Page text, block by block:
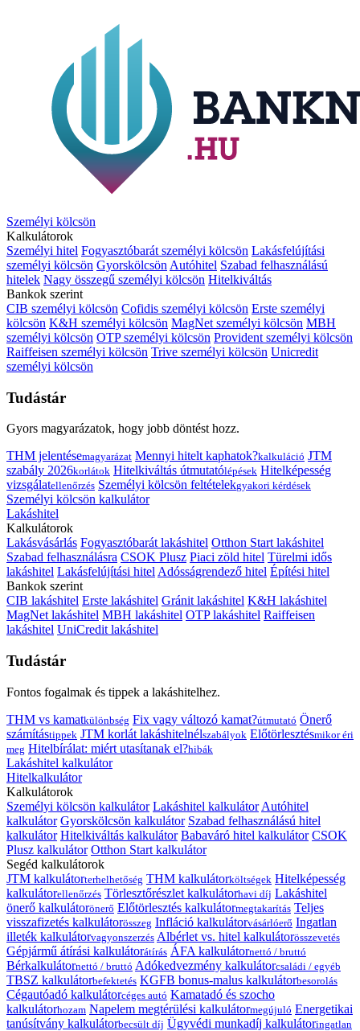
Személyi kölcsön
Kalkulátorok
Személyi hitel Fogyasztóbarát személyi kölcsön Lakásfelújítási
személyi kölcsön Gyorskölcsön Autóhitel Szabad felhasználású
hitelek Nagy összegű személyi kölcsön Hitelkiváltás
Bankok szerint
CIB személyi kölcsön Cofidis személyi kölcsön Erste személyi
kölcsön K&H személyi kölcsön MagNet személyi kölcsön MBH
személyi kölcsön OTP személyi kölcsön Provident személyi kölcsön
Raiffeisen személyi kölcsön Trive személyi kölcsön Unicredit
személyi kölcsön
Tudástár
Gyors magyarázatok, hogy jobb döntést hozz.
THM jelentésemagyarázat Mennyi hitelt kaphatok?kalkuláció JTM
szabály 2026korlátok Hitelkiváltás útmutatólépések Hitelképesség
vizsgálatellenőrzés Személyi kölcsön feltételekgyakori kérdések
Személyi kölcsön kalkulátor
Lakáshitel
Kalkulátorok
Lakásvásárlás Fogyasztóbarát lakáshitel Otthon Start lakáshitel
Szabad felhasználásra CSOK Plusz Piaci zöld hitel Türelmi idős
lakáshitel Lakásfelújítási hitelAdósságrendező hitel Építési hitel
Bankok szerint
CIB lakáshitel Erste lakáshitel Gránit lakáshitel K&H lakáshitel
MagNet lakáshitel MBH lakáshitel OTP lakáshitel Raiffeisen
lakáshitel UniCredit lakáshitel
Tudástár
Fontos fogalmak és tippek a lakáshitelhez.
THM vs kamatkülönbség Fix vagy változó kamat?útmutató Önerő
számítástippek JTM korlát lakáshitelnélszabályok Előtörlesztésmikor éri
meg Hitelbírálat: miért utasítanak el?hibák
Lakáshitel kalkulátor
Hitelkalkulátor
Kalkulátorok
Személyi kölcsön kalkulátor Lakáshitel kalkulátor Autóhitel
kalkulátor Gyorskölcsön kalkulátor Szabad felhasználású hitel
kalkulátor Hitelkiváltás kalkulátor Babaváró hitel kalkulátor CSOK
Plusz kalkulátor Otthon Start kalkulátor
Segéd kalkulátorok
JTM kalkulátorterhelhetőség THM kalkulátorköltségek Hitelképesség
kalkulátorellenőrzés Törlesztőrészlet kalkulátorhavi díj Lakáshitel
önerő kalkulátorönerő Előtörlesztés kalkulátormegtakarítás Teljes
visszafizetés kalkulátorösszeg Infláció kalkulátorvásárlóerő Ingatlan
illeték kalkulátorvagyonszerzés Albérlet vs. hitel kalkulátorösszevetés
Gépjármű átírási kalkulátorátírás ÁFA kalkulátornettó / bruttó
Bérkalkulátornettó / bruttó Adókedvezmény kalkulátorcsaládi / egyéb
TBSZ kalkulátorbefektetés KGFB bonus-malus kalkulátorbesorolás
Cégautóadó kalkulátorcéges autó Kamatadó és szocho
kalkulátorhozam Napelem megtérülési kalkulátormegújuló Energetikai
tanúsítvány kalkulátorbecsült díj Ügyvédi munkadíj kalkulátoringatlan